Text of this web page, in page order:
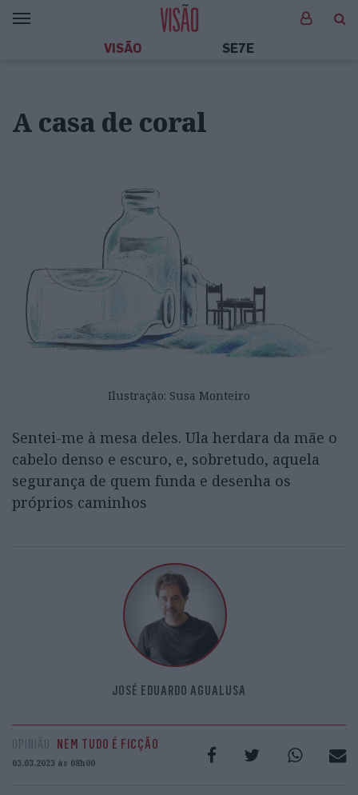
VISÃO SE7E
A casa de coral
Ilustração: Susa Monteiro
Sentei-me à mesa deles. Ula herdara da mãe o
cabelo denso e escuro, e, sobretudo, aquela
segurança de quem funda e desenha os
próprios caminhos
JOSÉ EDUARDO AGUALUSA
OPINIÃO NEM TUDO É FICÇÃO
03.03.2023 às 08h00